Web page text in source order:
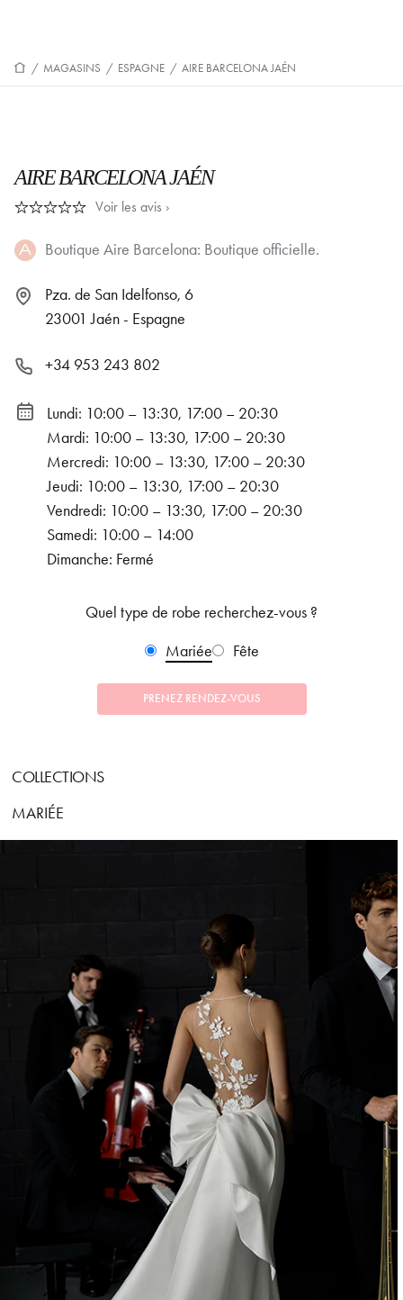
/ MAGASINS / ESPAGNE / AIRE BARCELONA JAÉN
AIRE BARCELONA JAÉN
Voir les avis ›
Boutique Aire Barcelona: Boutique officielle.
Pza. de San Idelfonso, 6
23001 Jaén - Espagne
+34 953 243 802
Lundi: 10:00 – 13:30, 17:00 – 20:30
Mardi: 10:00 – 13:30, 17:00 – 20:30
Mercredi: 10:00 – 13:30, 17:00 – 20:30
Jeudi: 10:00 – 13:30, 17:00 – 20:30
Vendredi: 10:00 – 13:30, 17:00 – 20:30
Samedi: 10:00 – 14:00
Dimanche: Fermé
Quel type de robe recherchez-vous ?
Mariée
Fête
PRENEZ RENDEZ-VOUS
COLLECTIONS
MARIÉE